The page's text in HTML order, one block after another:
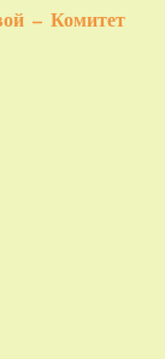
— Комитет